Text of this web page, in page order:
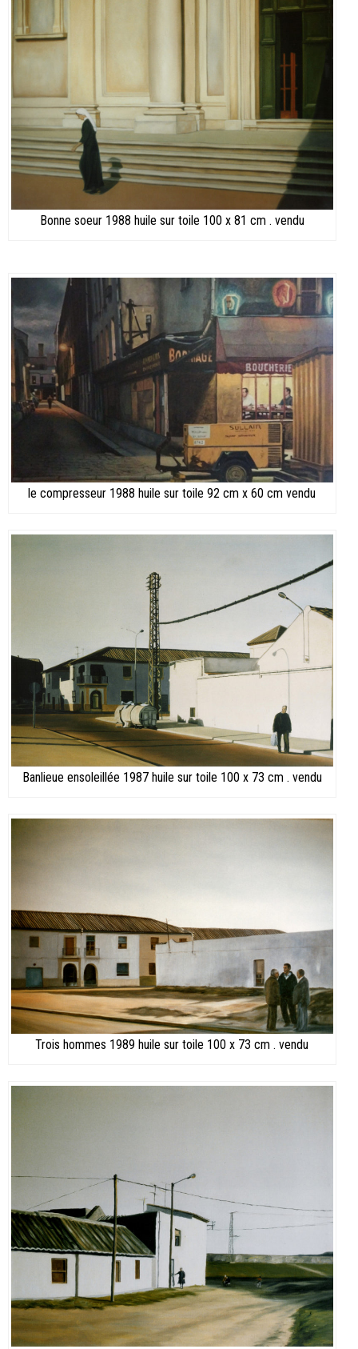
Bonne soeur 1988 huile sur toile 100 x 81 cm . vendu
le compresseur 1988 huile sur toile 92 cm x 60 cm vendu
Banlieue ensoleillée 1987 huile sur toile 100 x 73 cm . vendu
Trois hommes 1989 huile sur toile 100 x 73 cm . vendu